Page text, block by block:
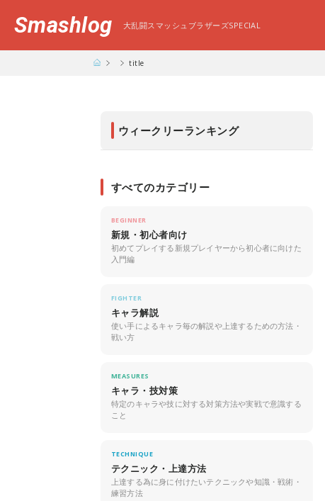
Smashlog 大乱闘スマッシュブラザーズSPECIAL
title
ウィークリーランキング
すべてのカテゴリー
BEGINNER
新規・初心者向け
初めてプレイする新規プレイヤーから初心者に向けた
入門編
FIGHTER
キャラ解説
使い手によるキャラ毎の解説や上達するための方法・
戦い方
MEASURES
キャラ・技対策
特定のキャラや技に対する対策方法や実戦で意識する
こと
TECHNIQUE
テクニック・上達方法
上達する為に身に付けたいテクニックや知識・戦術・
練習方法